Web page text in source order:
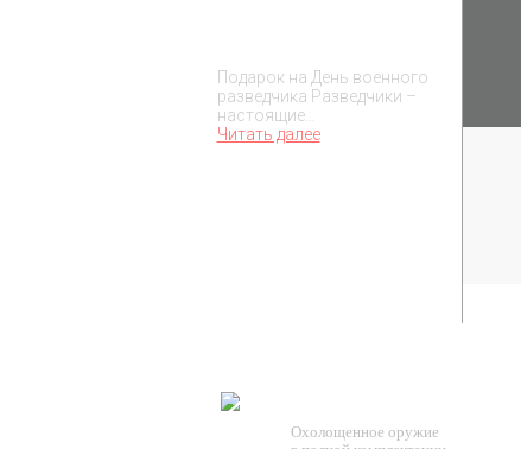
Подарок на День военного
разведчика Разведчики –
настоящие…
Читать далее
Охолощенное оружие